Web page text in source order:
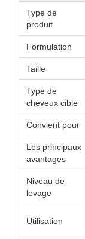
Type de
produit
Formulation
Taille
Type de
cheveux cible
Convient pour
Les principaux
avantages
Niveau de
levage
Utilisation